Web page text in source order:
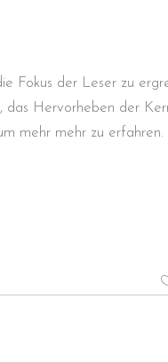
Fokus der Leser zu
Hervorheben der
mehr mehr zu